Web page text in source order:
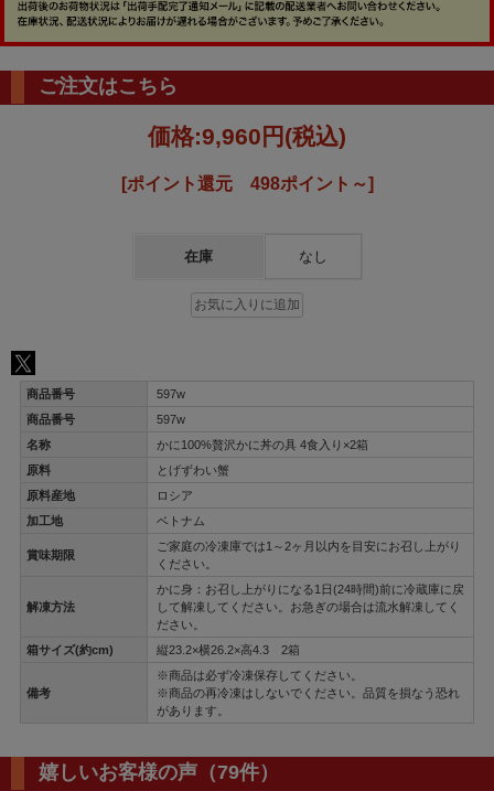
ご注文はこちら
価格:9,960円 (税込)
[ポイント還元 498ポイント～]
在庫 なし
商品番号
597w
商品番号
597w
名称
かに100%贅沢かに丼の具 4食入り×2箱
原料
とげずわい蟹
原料産地
ロシア
加工地
ベトナム
賞味期限
ご家庭の冷凍庫では1～2ヶ月以内を目安にお召し上がり
ください。
解凍方法
かに身：お召し上がりになる1日(24時間)前に冷蔵庫に戻
して解凍してください。お急ぎの場合は流水解凍してく
ださい。
箱サイズ(約cm)
縦23.2×横26.2×高4.3 2箱
備考
※商品は必ず冷凍保存してください。
※商品の再冷凍はしないでください。品質を損なう恐れ
があります。
嬉しいお客様の声（79件）